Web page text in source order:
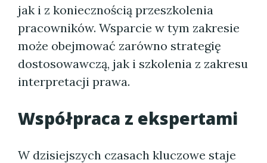
jak i z koniecznością przeszkolenia
pracowników. Wsparcie w tym zakresie
może obejmować zarówno strategię
dostosowawczą, jak i szkolenia z zakresu
interpretacji prawa.
Współpraca z ekspertami
W dzisiejszych czasach kluczowe staje